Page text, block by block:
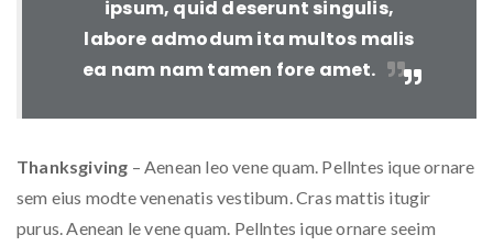
ipsum, quid deserunt singulis,
labore admodum ita multos malis
ea nam nam tamen fore amet.
Thanksgiving – Aenean leo vene quam. Pellntes ique ornare
sem eius modte venenatis vestibum. Cras mattis itugir
purus. Aenean le vene quam. Pellntes ique ornare seeim